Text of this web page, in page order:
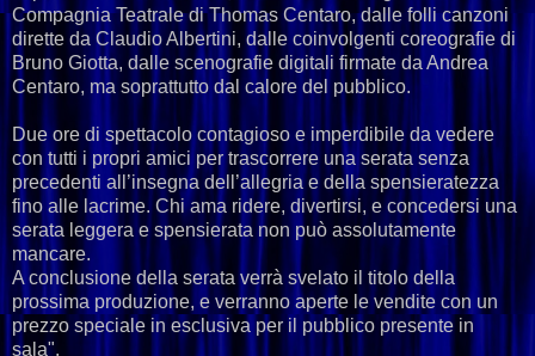
Compagnia Teatrale di Thomas Centaro, dalle folli canzoni
dirette da Claudio Albertini, dalle coinvolgenti coreografie di
Bruno Giotta, dalle scenografie digitali firmate da Andrea
Centaro, ma soprattutto dal calore del pubblico.
Due ore di spettacolo contagioso e imperdibile da vedere
con tutti i propri amici per trascorrere una serata senza
precedenti all’insegna dell’allegria e della spensieratezza
fino alle lacrime. Chi ama ridere, divertirsi, e concedersi una
serata leggera e spensierata non può assolutamente
mancare.
A conclusione della serata verrà svelato il titolo della
prossima produzione, e verranno aperte le vendite con un
prezzo speciale in esclusiva per il pubblico presente in
sala".